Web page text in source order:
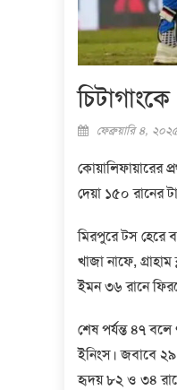
Posted
ফেব্রুয়ারি ৪,
কোয়ালিফায়ারের
দেয়া ১৫০ রানের
মিরপুরে টস হেরে
খাজা নাফে,
ইমন ৩৬ রানে
শেষ পর্যন্ত ৪৭
ইনিংস। জবাবে
হৃদয় ৮২ ও ৩৪